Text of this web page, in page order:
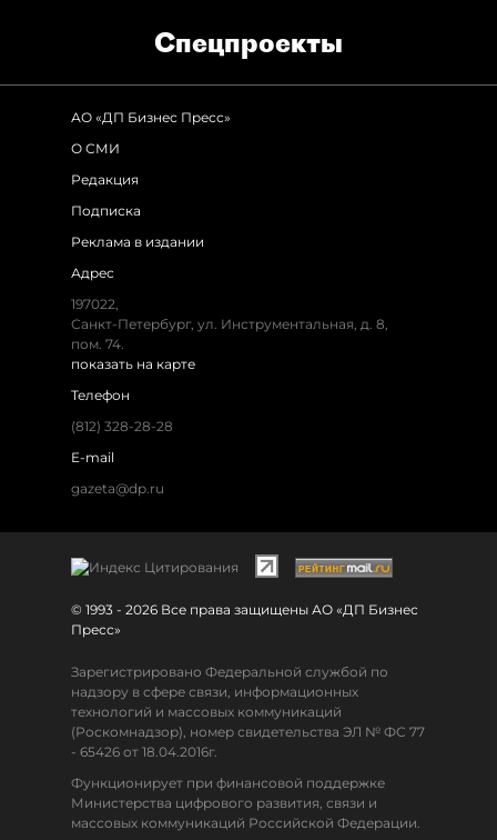
Спец­проекты
АО «ДП Бизнес Пресс»
О СМИ
Редакция
Подписка
Реклама в издании
Адрес
197022,
Санкт-Петербург, ул. Инструментальная, д. 8,
пом. 74.
показать на карте
Телефон
(812) 328-28-28
E-mail
gazeta@dp.ru
© 1993 - 2026 Все права защищены АО «ДП Бизнес
Пресс»
Зарегистрировано Федеральной службой по
надзору в сфере связи, информационных
технологий и массовых коммуникаций
(Роскомнадзор), номер свидетельства ЭЛ № ФС 77
- 65426 от 18.04.2016г.
Функционирует при финансовой поддержке
Министерства цифрового развития, связи и
массовых коммуникаций Российской Федерации.